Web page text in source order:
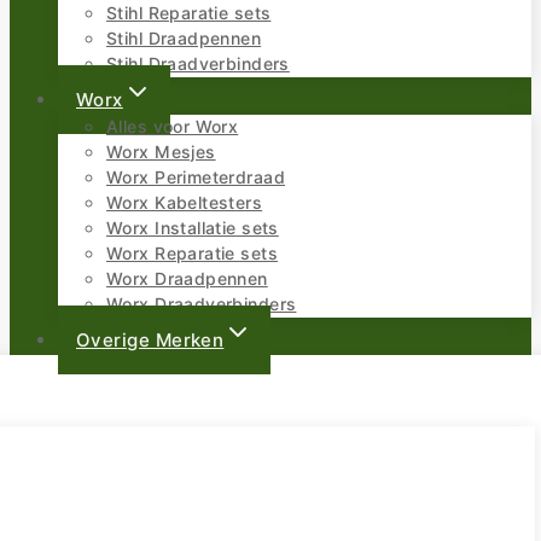
Stihl Reparatie sets
Stihl Draadpennen
Stihl Draadverbinders
Worx
Alles voor Worx
Worx Mesjes
Worx Perimeterdraad
Worx Kabeltesters
Worx Installatie sets
Worx Reparatie sets
Worx Draadpennen
Worx Draadverbinders
Overige Merken